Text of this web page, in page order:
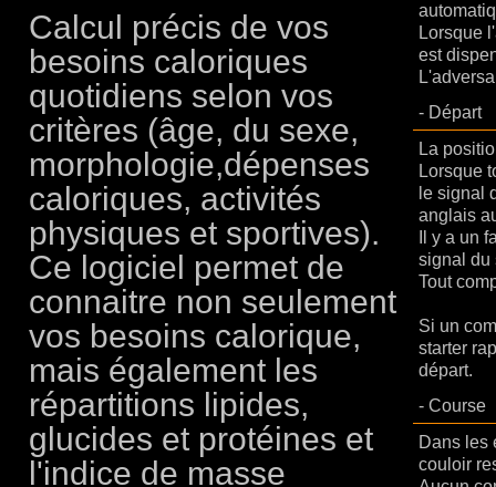
Calcul précis de vos
besoins caloriques
quotidiens selon vos
critères (âge, du sexe,
morphologie,dépenses
caloriques, activités
physiques et sportives).
Ce logiciel permet de
connaitre non seulement
vos besoins calorique,
mais également les
répartitions lipides,
glucides et protéines et
l'indice de masse
Lorsque
est
- Départ
La
Lorsque
le signal
anglais
Il y a un
signal du
Tout
Si un
starter
départ.
- Course
Dans les
couloir